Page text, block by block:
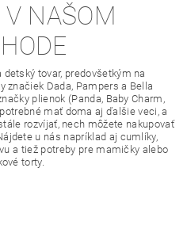
NAŠOM
tovar, predovšetkým na
značiek Dada, Pampers a Bella
plienok (Panda, Baby Charm,
mať doma aj ďalšie veci, a
rozvíjať, nech môžete nakupovať
u nás napríklad aj cumlíky,
a tiež potreby pre mamičky alebo
torty.